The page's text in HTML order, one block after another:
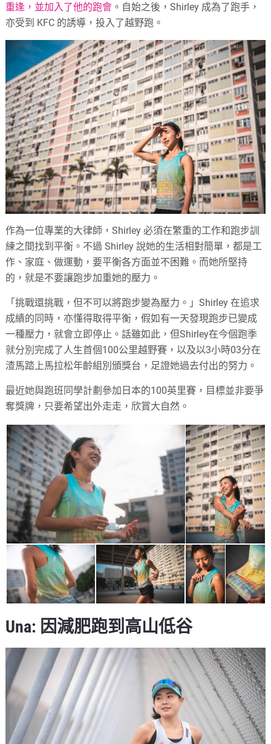
重逢，並加入了他的跑會 。自始之後，Shirley 成為了跑手，
亦受到 KFC 的誘導，投入了越野跑。
作為一位專業的大律師，Shirley 必須在繁重的工作和跑步訓
練之間找到平衡。不過 Shirley 說她的生活相對簡單，都是工
作、家庭、做運動，要平衡各方面並不困難。而她所堅持
的，就是不要讓跑步加重她的壓力。
「挑戰還挑戰，但不可以將跑步變為壓力。」Shirley 在追求
成績的同時，亦懂得取得平衡，假如有一天發現跑步已變成
一種壓力，就會立即停止。話雖如此，但Shirley在今個跑季
就分別完成了人生首個100公里越野賽，以及以3小時03分在
渣馬踏上馬拉松年齡組別頒獎台，足證她過去付出的努力。
最近她與跑班同學計劃參加日本的100英里賽，目標並非要爭
奪獎牌，只要希望出外走走，欣賞大自然。
Una: 因減肥跑到高山低谷